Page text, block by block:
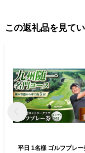
この返礼品を見て
平日 1名様 ゴルフプレー